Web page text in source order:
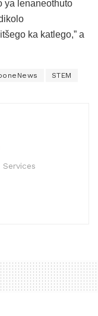
ya lenaneothuto
ka katlego,” a
STEM